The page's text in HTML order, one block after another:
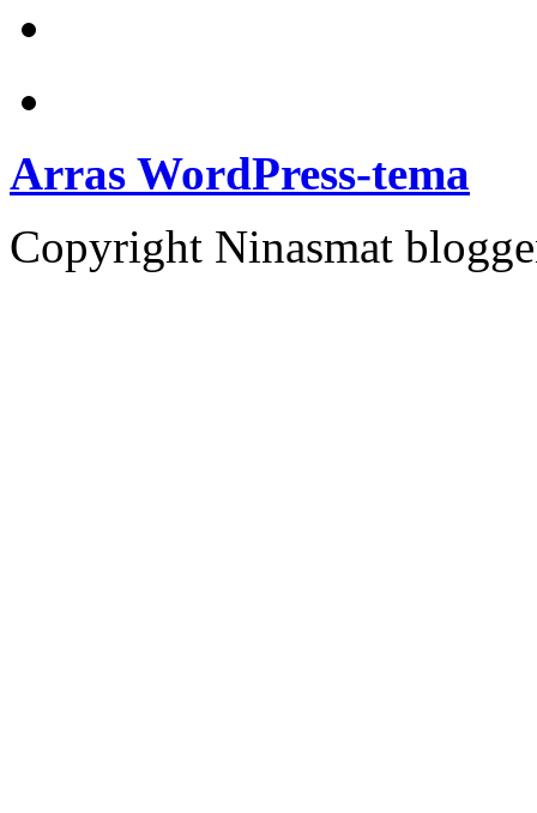
Arras WordPress-tema
Copyright Ninasmat